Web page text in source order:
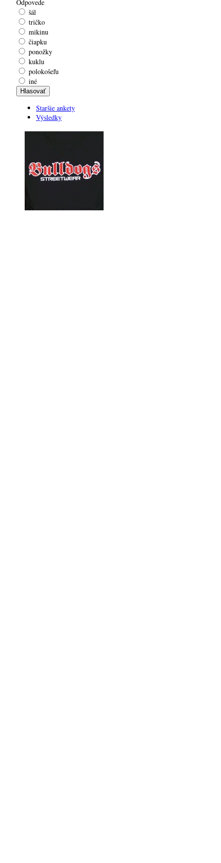
Odpovede
šál
tričko
mikinu
čiapku
ponožky
kuklu
polokošeľu
iné
Staršie ankety
Výsledky